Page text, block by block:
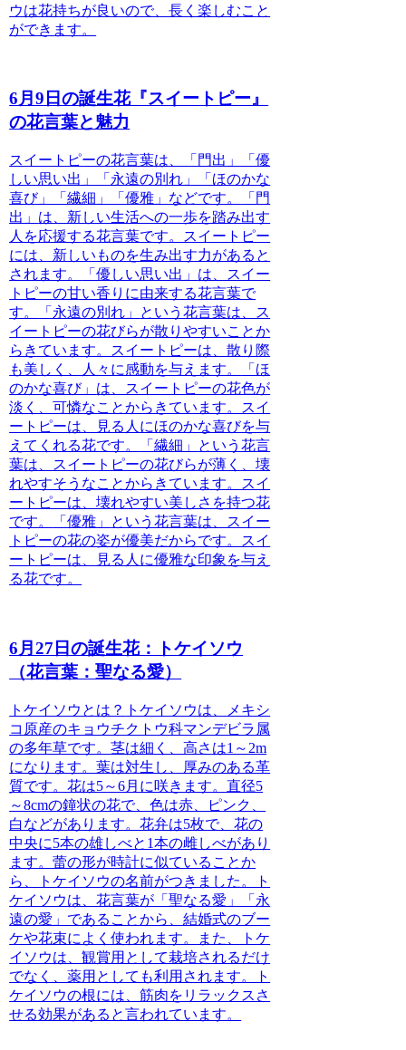
ウは花持ちが良いので、長く楽しむこと
ができます。
6月9日の誕生花『スイートピー』
の花言葉と魅力
スイートピーの花言葉は、「門出」「優
しい思い出」「永遠の別れ」「ほのかな
喜び」「繊細」「優雅」 などです。
「門
出」 は、新しい生活への一歩を踏み出す
人を応援する花言葉です。スイートピー
には、新しいものを生み出す力があると
されます。
「優しい思い出」 は、スイー
トピーの甘い香りに由来する花言葉で
す。
「永遠の別れ」
という花言葉は、ス
イートピーの花びらが散りやすいことか
らきています。スイートピーは、散り際
も美しく、人々に感動を与えます。
「ほ
のかな喜び」 は、スイートピーの花色が
淡く、可憐なことからきています。スイ
ートピーは、見る人にほのかな喜びを与
えてくれる花です。
「繊細」
という花言
葉は、スイートピーの花びらが薄く、壊
れやすそうなことからきています。スイ
ートピーは、壊れやすい美しさを持つ花
です。
「優雅」
という花言葉は、スイー
トピーの花の姿が優美だからです。スイ
ートピーは、見る人に優雅な印象を与え
る花です。
6月27日の誕生花：トケイソウ
（花言葉：聖なる愛）
トケイソウとは？ トケイソウは、メキシ
コ原産のキョウチクトウ科マンデビラ属
の多年草です。茎は細く、高さは1～2m
になります。葉は対生し、厚みのある革
質です。花は5～6月に咲きます。直径5
～8cmの鐘状の花で、色は赤、ピンク、
白などがあります。花弁は5枚で、花の
中央に5本の雄しべと1本の雌しべがあり
ます。蕾の形が時計に似ていることか
ら、トケイソウの名前がつきました。ト
ケイソウは、花言葉が「聖なる愛」「永
遠の愛」であることから、結婚式のブー
ケや花束によく使われます。また、トケ
イソウは、観賞用として栽培されるだけ
でなく、薬用としても利用されます。ト
ケイソウの根には、筋肉をリラックスさ
せる効果があると言われています。